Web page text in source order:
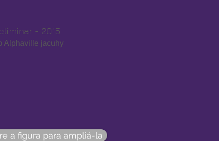
- 2015
Alphaville jacuhy
a figura para ampliá-la